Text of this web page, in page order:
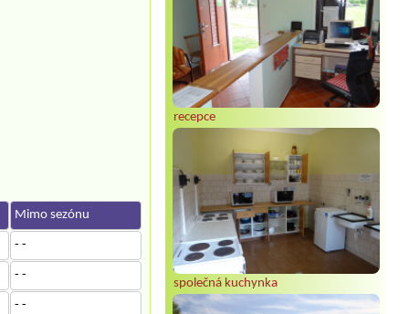
recepce
společná kuchynka
Mimo sezónu
- -
- -
- -